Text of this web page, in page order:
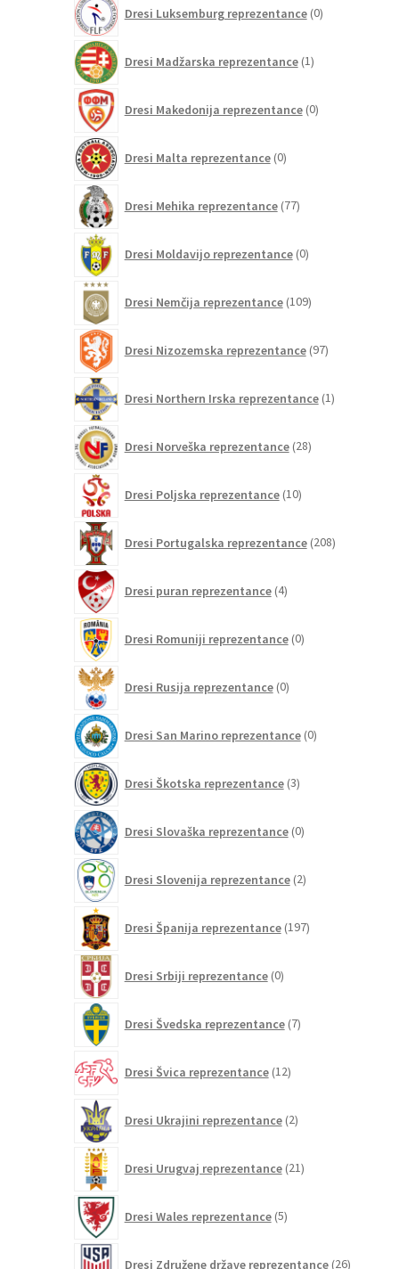
Dresi Luksemburg reprezentance 0izdelkov
Dresi Madžarska reprezentance 1izdelek
Dresi Makedonija reprezentance 0izdelkov
Dresi Malta reprezentance 0izdelkov
Dresi Mehika reprezentance 77izdelkov
Dresi Moldavijo reprezentance 0izdelkov
Dresi Nemčija reprezentance 109izdelkov
Dresi Nizozemska reprezentance 97izdelkov
Dresi Northern Irska reprezentance 1izdelek
Dresi Norveška reprezentance 28izdelkov
Dresi Poljska reprezentance 10izdelkov
Dresi Portugalska reprezentance 208izdelkov
Dresi puran reprezentance 4izdelki
Dresi Romuniji reprezentance 0izdelkov
Dresi Rusija reprezentance 0izdelkov
Dresi San Marino reprezentance 0izdelkov
Dresi Škotska reprezentance 3izdelki
Dresi Slovaška reprezentance 0izdelkov
Dresi Slovenija reprezentance 2izdelka
Dresi Španija reprezentance 197izdelkov
Dresi Srbiji reprezentance 0izdelkov
Dresi Švedska reprezentance 7izdelkov
Dresi Švica reprezentance 12izdelkov
Dresi Ukrajini reprezentance 2izdelka
Dresi Urugvaj reprezentance 21izdelkov
Dresi Wales reprezentance 5izdelkov
Dresi Združene države reprezentance 26